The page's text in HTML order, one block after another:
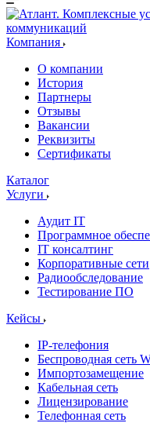
Компания
О компании
История
Партнеры
Отзывы
Вакансии
Реквизиты
Сертификаты
Каталог
Услуги
Аудит IT
Программное
IT консалтинг
Корпоративные сети
Радиообследование
Тестирование ПО
Кейсы
IP-телефония
Беспроводная сеть
Импортозамещение
Кабельная сеть
Лицензирование
Телефонная сеть